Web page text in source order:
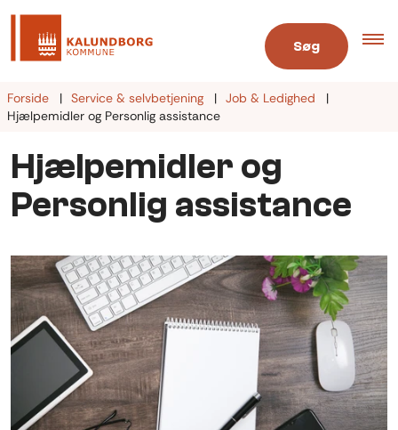
Søg
Forside Service & selvbetjening
Job & Ledighed
Hjælpemidler og Personlig assistance
Hjælpemidler og
Personlig assistance